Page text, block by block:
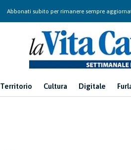
Abbonati subito per rimanere sempre
Territorio Cultura Digitale